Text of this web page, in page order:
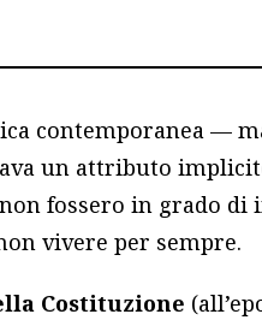
contemporanea —
un attributo
fossero in grado di
vivere per sempre.
Costituzione